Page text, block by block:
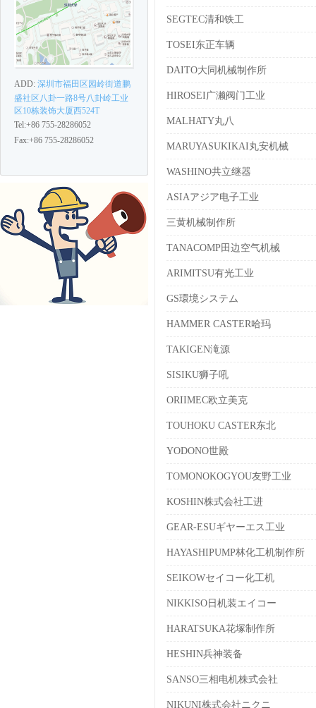
ADD: 深圳市福田区园岭街道鹏
盛社区八卦一路8号八卦岭工业
区10栋装饰大厦西524T
Tel:+86 755-28286052
Fax:+86 755-28286052
SEGTEC清和铁工
TOSEI东正车辆
DAITO大同机械制作所
HIROSEI广濑阀门工业
MALHATY丸八
MARUYASUKIKAI丸安机械
WASHINO共立继器
ASIAアジア电子工业
三黄机械制作所
TANACOMP田边空气机械
ARIMITSU有光工业
GS環境システム
HAMMER CASTER哈玛
TAKIGEN滝源
SISIKU狮子吼
ORIIMEC欧立美克
TOUHOKU CASTER东北
YODONO世殿
TOMONOKOGYOU友野工业
KOSHIN株式会社工进
GEAR-ESUギヤーエス工业
HAYASHIPUMP林化工机制作所
SEIKOWセイコー化工机
NIKKISO日机装エイコー
HARATSUKA花塚制作所
HESHIN兵神装备
SANSO三相电机株式会社
NIKUNI株式会社ニクニ